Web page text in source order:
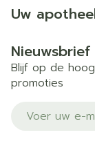
Uw
Nieuwsbrief
Blijf op de
promoties
E-mail adres